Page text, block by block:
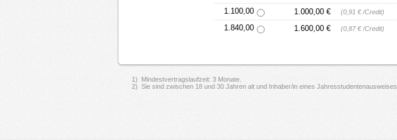
1.100,00 1.000,00 € (0,91 € /Credit)
1.840,00 1.600,00 € (0,87 € /Credit)
1) Mindestvertragslaufzeit: 3 Monate.
2) Sie sind zwischen 18 und 30 Jahren alt und Inhaber/in eines Jahresstudentenausweises.